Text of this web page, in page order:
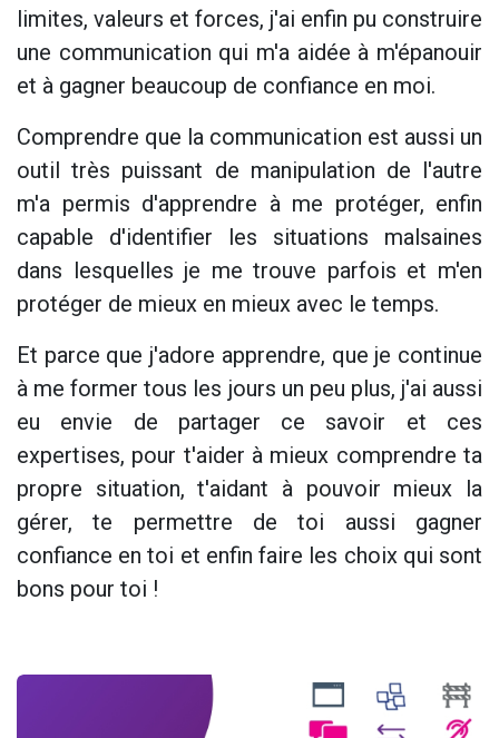
limites, valeurs et forces, j'ai enfin pu construire
une communication qui m'a aidée à m'épanouir
et à gagner beaucoup de confiance en moi.
Comprendre que la communication est aussi un
outil très puissant de manipulation de l'autre
m'a permis d'apprendre à me protéger, enfin
capable d'identifier les situations malsaines
dans lesquelles je me trouve parfois et m'en
protéger de mieux en mieux avec le temps.
Et parce que j'adore apprendre, que je continue
à me former tous les jours un peu plus, j'ai aussi
eu envie de partager ce savoir et ces
expertises, pour t'aider à mieux comprendre ta
propre situation, t'aidant à pouvoir mieux la
gérer, te permettre de toi aussi gagner
confiance en toi et enfin faire les choix qui sont
bons pour toi !